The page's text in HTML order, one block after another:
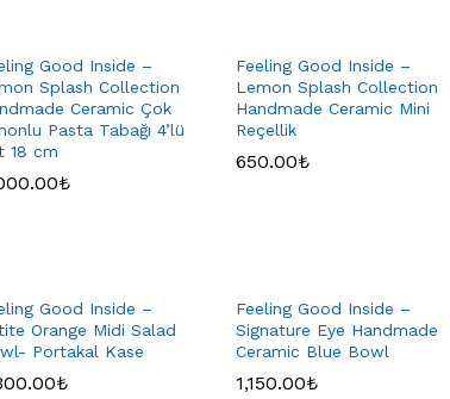
Good Inside –
Splash Collection
Ceramic Çok
Pasta Tabağı 4’lü
18 cm
₺
₺
Feeling Good Inside –
Lemon Splash Collection
Handmade Ceramic Mini
Reçellik
650.00₺
650.00₺
Good Inside –
Orange Midi Salad
Portakal Kase
₺
₺
Feeling Good Inside –
Signature Eye Handmade
Ceramic Blue Bowl
1,150.00₺
1,150.00₺